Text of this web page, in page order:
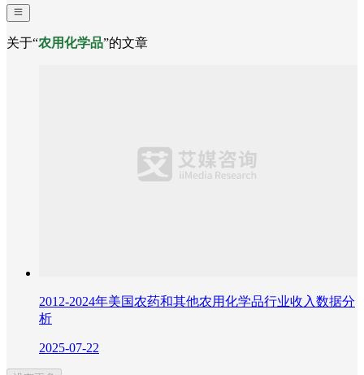
关于“农用化学品”的文章
2012-2024年美国农药和其他农用化学品行业收入数据分
析
2025-07-22